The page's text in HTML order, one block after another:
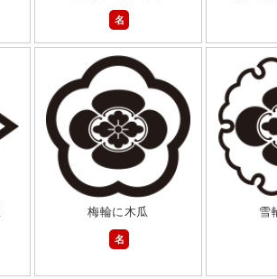
名
梅輪に木瓜
名
雪